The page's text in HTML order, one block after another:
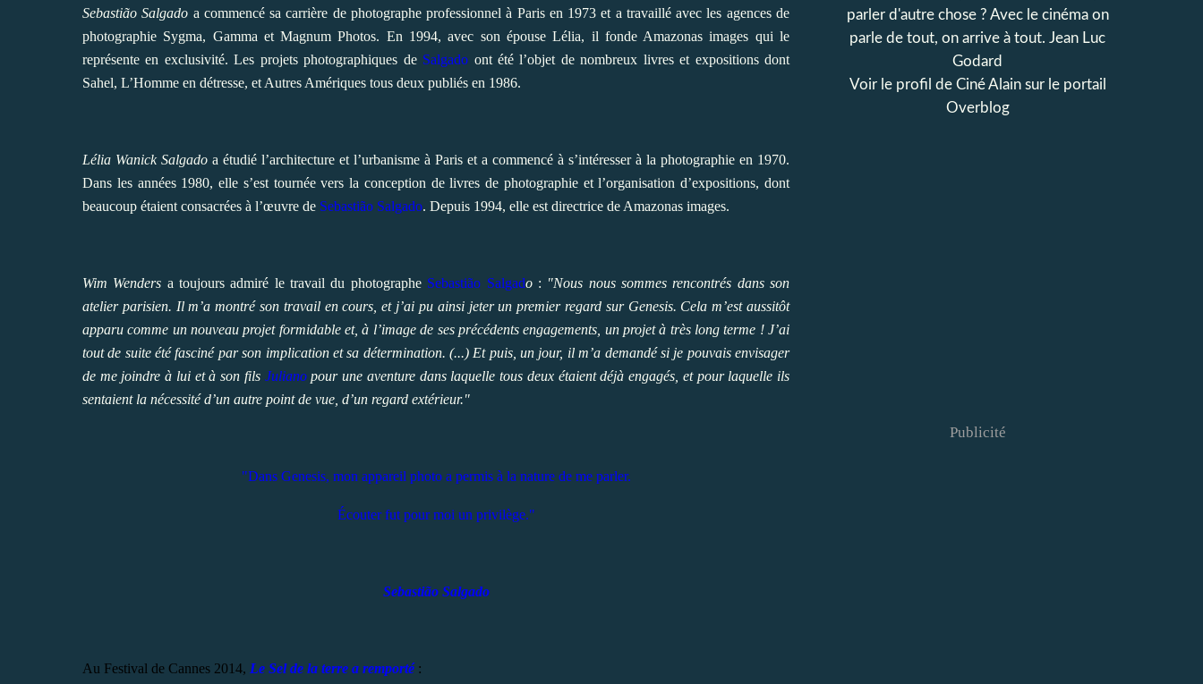
Sebastião Salgado a commencé sa carrière de photographe professionnel à Paris en 1973 et a travaillé avec les agences de
photographie Sygma, Gamma et Magnum Photos. En 1994, avec son épouse Lélia, il fonde Amazonas images qui le
représente en exclusivité. Les projets photographiques de Salgado ont été l’objet de nombreux livres et expositions dont
Sahel, L’Homme en détresse, et Autres Amériques tous deux publiés en 1986.
Lélia Wanick Salgado a étudié l’architecture et l’urbanisme à Paris et a commencé à s’intéresser à la photographie en 1970.
Dans les années 1980, elle s’est tournée vers la conception de livres de photographie et l’organisation d’expositions, dont
beaucoup étaient consacrées à l’œuvre de Sebastião Salgado. Depuis 1994, elle est directrice de Amazonas images.
Wim Wenders a toujours admiré le travail du photographe Sebastião Salgado: "Nous nous sommes rencontrés dans son
atelier parisien. Il m’a montré son travail en cours, et j’ai pu ainsi jeter un premier regard sur Genesis. Cela m’est aussitôt
apparu comme un nouveau projet formidable et, à l’image de ses précédents engagements, un projet à très long terme ! J’ai
tout de suite été fasciné par son implication et sa détermination. (...) Et puis, un jour, il m’a demandé si je pouvais envisager
de me joindre à lui et à son fils Julianopour une aventure dans laquelle tous deux étaient déjà engagés, et pour laquelle ils
sentaient la nécessité d’un autre point de vue, d’un regard extérieur."
"Dans Genesis, mon appareil photo a permis à la nature de me parler.
Écouter fut pour moi un privilège."
Sebastião Salgado
Au Festival de Cannes 2014, Le Sel de la terre a remporté:
parler d'autre chose ? Avec le cinéma on
parle de tout, on arrive à tout. Jean Luc
Godard
Voir le profil de Ciné Alainsur le portail
Overblog
Publicité